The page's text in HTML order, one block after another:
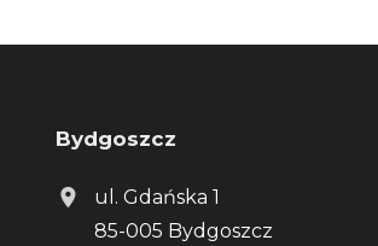
Bydgoszcz
ul. Gdańska 1
85-005 Bydgoszcz